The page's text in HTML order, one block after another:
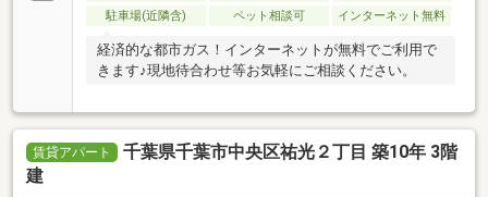
駐車場(近隣含)
ペット相談可 インターネット無料
経済的な都市ガス！インターネットが無料でご利用で
きます♪現地待合わせ等お気軽にご相談ください。
賃貸アパート
千葉県千葉市中央区祐光２丁目 築10年 3階
建